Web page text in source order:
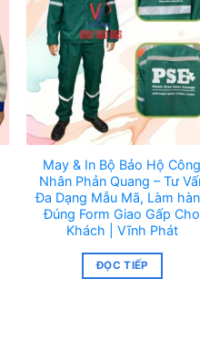
May & In Bộ Bảo Hộ Công
Nhân Phản Quang – Tư
Đa Dạng Mẫu Mã, Làm
Đúng Form Giao Gấp Cho
Khách | Vĩnh Phát
ĐỌC TIẾP